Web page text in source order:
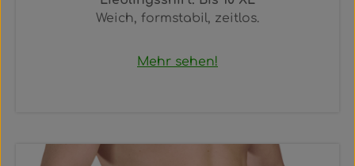
Weich, formstabil, zeitlos.
Mehr sehen!